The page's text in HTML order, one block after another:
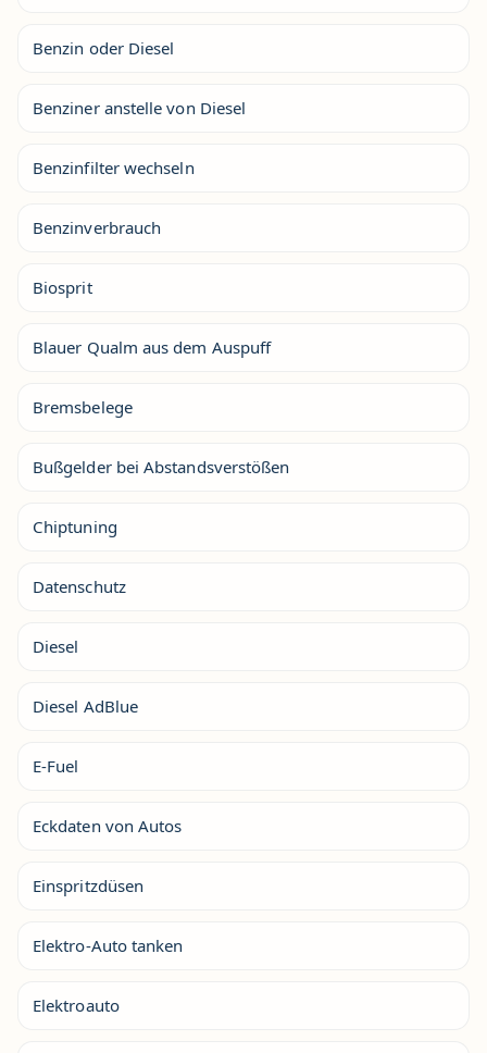
Benzin oder Diesel
Benziner anstelle von Diesel
Benzinfilter wechseln
Benzinverbrauch
Biosprit
Blauer Qualm aus dem Auspuff
Bremsbelege
Bußgelder bei Abstandsverstößen
Chiptuning
Datenschutz
Diesel
Diesel AdBlue
E-Fuel
Eckdaten von Autos
Einspritzdüsen
Elektro-Auto tanken
Elektroauto